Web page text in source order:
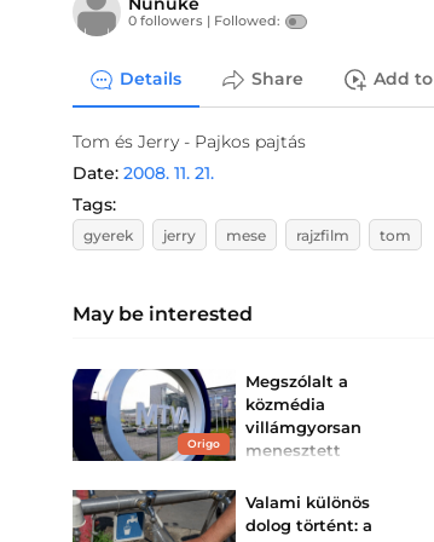
0 followers | Followed:
Details Share Add to
Tom és Jerry - Pajkos pajtás
Date: 2008. 11. 21.
Tags:
gyerek jerry mese rajzfilm tom
May be interested
Origo
Megszólalt a
közmédia
villámgyorsan
menesztett
Magyar Péter kommentje
után hívták.
Valami különös
dolog történt: a